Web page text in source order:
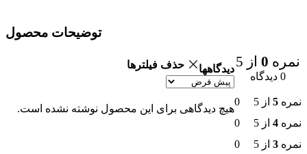
توضیحات محصول
نمره 0 از 5
0 دیدگاه
نمره 5 از 5
0
نمره 4 از 5
0
نمره 3 از 5
0
دیدگاهها حذف فیلترها
هیچ دیدگاهی برای این محصول نوشته نشده است.